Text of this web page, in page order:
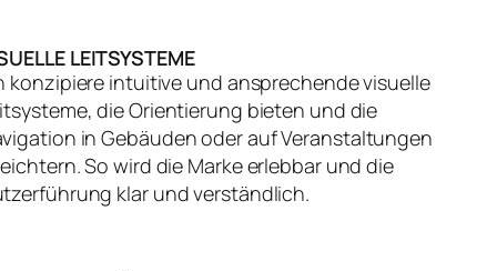
LEITSYSTEME
konzipiere intuitive und ansprechende visuelle
die Orientierung bieten und die
in Gebäuden oder auf Veranstaltungen
So wird die Marke erlebbar und die
klar und verständlich.